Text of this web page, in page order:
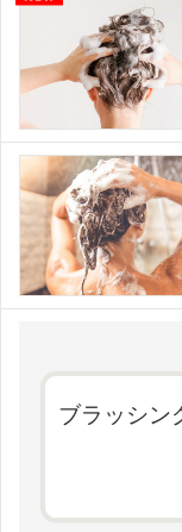
ブラッシン